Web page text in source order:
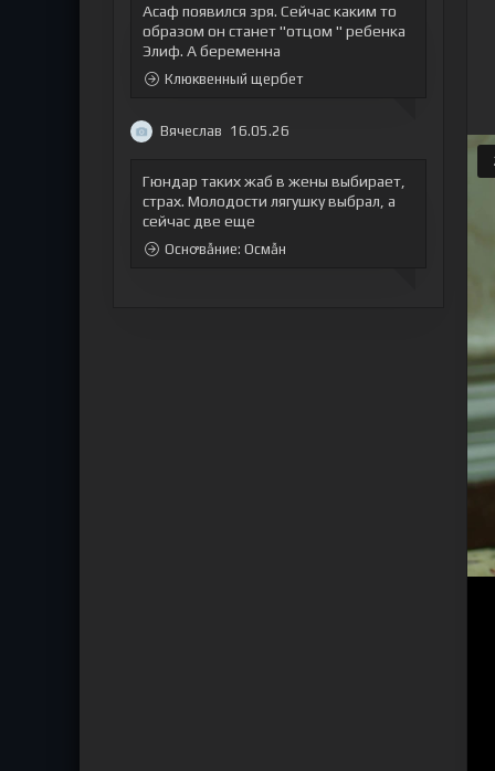
Асаф появился зря. Сейчас каким то
образом он станет "отцом " ребенка
Элиф. А беременна
Клюквенный щербет
Вячеслав 16.05.26
Гюндар таких жаб в жены выбирает,
страх. Молодости лягушку выбрал, а
сейчас две еще
Оснꝍвẫние: Осмẫн